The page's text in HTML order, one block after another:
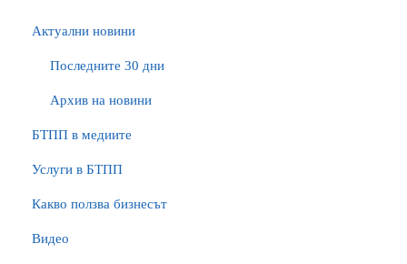
Актуални новини
Последните 30 дни
Архив на новини
БTПП в медиите
Услуги в БТПП
Какво ползва бизнесът
Видео